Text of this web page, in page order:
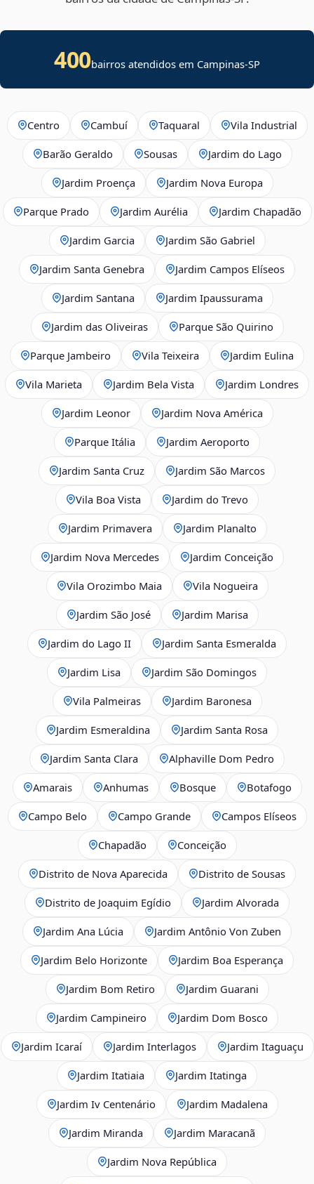
400bairros atendidos em Campinas-SP
Centro Cambuí Taquaral Vila Industrial
Barão Geraldo Sousas Jardim do Lago
Jardim Proença Jardim Nova Europa
Parque Prado Jardim Aurélia Jardim Chapadão
Jardim Garcia Jardim São Gabriel
Jardim Santa Genebra Jardim Campos Elíseos
Jardim Santana Jardim Ipaussurama
Jardim das Oliveiras Parque São Quirino
Parque Jambeiro Vila Teixeira Jardim Eulina
Vila Marieta Jardim Bela Vista Jardim Londres
Jardim Leonor Jardim Nova América
Parque Itália Jardim Aeroporto
Jardim Santa Cruz Jardim São Marcos
Vila Boa Vista Jardim do Trevo
Jardim Primavera Jardim Planalto
Jardim Nova Mercedes Jardim Conceição
Vila Orozimbo Maia Vila Nogueira
Jardim São José Jardim Marisa
Jardim do Lago II Jardim Santa Esmeralda
Jardim Lisa Jardim São Domingos
Vila Palmeiras Jardim Baronesa
Jardim Esmeraldina Jardim Santa Rosa
Jardim Santa Clara Alphaville Dom Pedro
Amarais Anhumas Bosque Botafogo
Campo Belo Campo Grande Campos Elíseos
Chapadão Conceição
Distrito de Nova Aparecida Distrito de Sousas
Distrito de Joaquim Egídio Jardim Alvorada
Jardim Ana Lúcia Jardim Antônio Von Zuben
Jardim Belo Horizonte Jardim Boa Esperança
Jardim Bom Retiro Jardim Guarani
Jardim Campineiro Jardim Dom Bosco
Jardim Icaraí Jardim Interlagos Jardim Itaguaçu
Jardim Itatiaia Jardim Itatinga
Jardim Iv Centenário Jardim Madalena
Jardim Miranda Jardim Maracanã
Jardim Nova República